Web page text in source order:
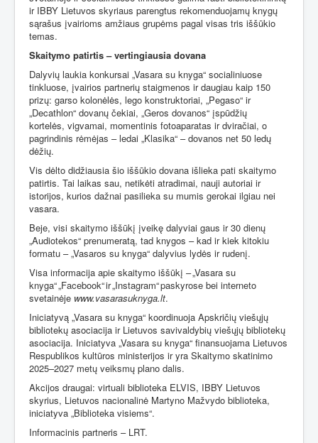
ir IBBY Lietuvos skyriaus parengtus rekomenduojamų knygų
sąrašus įvairioms amžiaus grupėms pagal visas tris iššūkio
temas.
Skaitymo patirtis – vertingiausia dovana
Dalyvių laukia konkursai „Vasara su knyga“ socialiniuose
tinkluose, įvairios partnerių staigmenos ir daugiau kaip 150
prizų: garso kolonėlės, lego konstruktoriai, „Pegaso“ ir
„Decathlon“ dovanų čekiai, „Geros dovanos“ įspūdžių
kortelės, vigvamai, momentinis fotoaparatas ir dviračiai, o
pagrindinis rėmėjas – ledai „Klasika“ – dovanos net 50 ledų
dėžių.
Vis dėlto didžiausia šio iššūkio dovana išlieka pati skaitymo
patirtis. Tai laikas sau, netikėti atradimai, nauji autoriai ir
istorijos, kurios dažnai pasilieka su mumis gerokai ilgiau nei
vasara.
Beje, visi skaitymo iššūkį įveikę dalyviai gaus ir 30 dienų
„Audiotekos“ prenumeratą, tad knygos – kad ir kiek kitokiu
formatu – „Vasaros su knyga“ dalyvius lydės ir rudenį.
Visa informacija apie skaitymo iššūkį – „Vasara su
knyga“ „Facebook“ ir „Instagram“ paskyrose bei interneto
svetainėje www.vasarasuknyga.lt.
Iniciatyvą „Vasara su knyga“ koordinuoja Apskričių viešųjų
bibliotekų asociacija ir Lietuvos savivaldybių viešųjų bibliotekų
asociacija. Iniciatyva „Vasara su knyga“ finansuojama Lietuvos
Respublikos kultūros ministerijos ir yra Skaitymo skatinimo
2025–2027 metų veiksmų plano dalis.
Akcijos draugai: virtuali biblioteka ELVIS, IBBY Lietuvos
skyrius, Lietuvos nacionalinė Martyno Mažvydo biblioteka,
iniciatyva „Biblioteka visiems“.
Informacinis partneris – LRT.